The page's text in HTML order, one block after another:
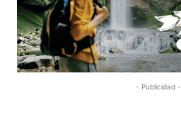
- Publicidad -